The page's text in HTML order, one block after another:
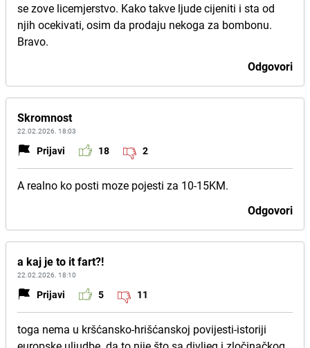
se zove licemjerstvo. Kako takve ljude cijeniti i sta od
njih ocekivati, osim da prodaju nekoga za bombonu.
Bravo.
Odgovori
Skromnost
22.02.2026. 18:03
Prijavi 18 2
A realno ko posti moze pojesti za 10-15KM.
Odgovori
a kaj je to it fart?!
22.02.2026. 18:10
Prijavi 5 11
toga nema u kršćansko-hrišćanskoj povijesti-istoriji